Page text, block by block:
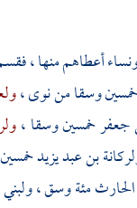
ونساء أعطاهم منها ،
وسقا من نوى ،
جعفرخمسين وسقا ،
بن عبد يزيد
مئة وسق ،